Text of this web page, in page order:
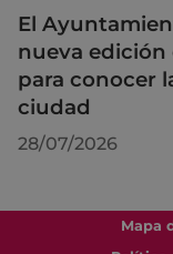
El
nueva edición
para conocer
ciudad
28/07/2026
Mapa